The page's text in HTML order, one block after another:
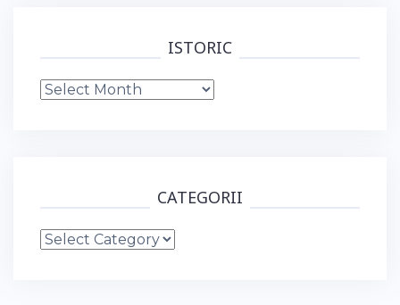
ISTORIC
Istoric
CATEGORII
Categorii